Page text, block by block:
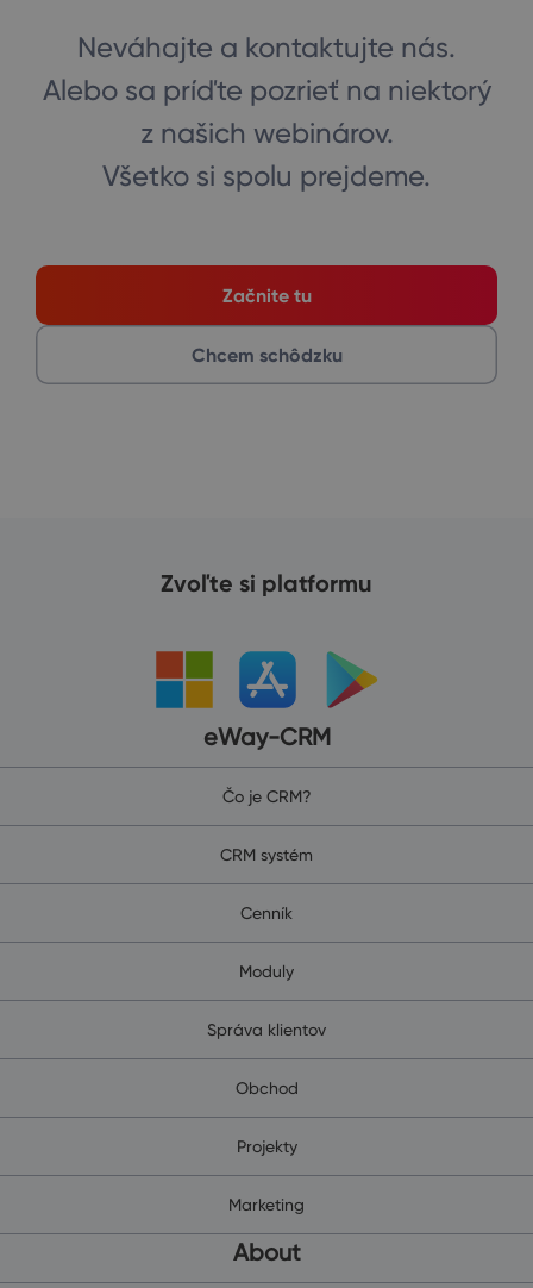
Neváhajte a kontaktujte nás.
Alebo sa príďte pozrieť na niektorý
z našich webinárov.
Všetko si spolu prejdeme.
Začnite tu
Chcem schôdzku
Zvoľte si platformu
eWay-CRM
Čo je CRM?
CRM systém
Cenník
Moduly
Správa klientov
Obchod
Projekty
Marketing
About